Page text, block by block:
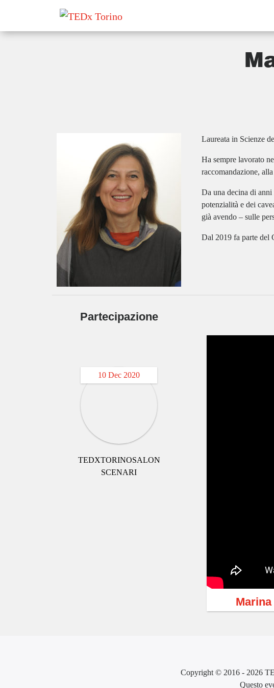
Laureata in Scienze
Ha sempre lavorato
raccomandazione,
Da una decina di
potenzialità e dei
già avendo – sulle
Dal 2019 fa parte del
Partecipazione
10 Dec 2020
TEDXTORINOSALON
SCENARI
Copyright © 2016 - 2026
Questo